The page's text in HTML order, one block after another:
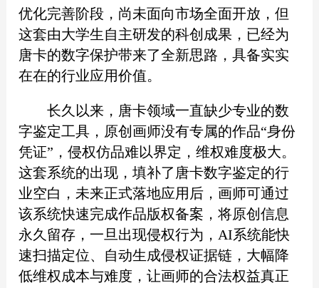
优化完善阶段，尚未面向市场全面开放，但
这套由大学生自主研发的科创成果，已经为
唐卡的数字保护带来了全新思路，具备实实
在在的行业应用价值。
长久以来，唐卡领域一直缺少专业的数
字鉴定工具，原创画师没有专属的作品“身份
凭证”，侵权仿品难以界定，维权难度极大。
这套系统的出现，填补了唐卡数字鉴定的行
业空白，未来正式落地应用后，画师可通过
该系统快速完成作品版权备案，将原创信息
永久留存，一旦出现侵权行为，AI系统能快
速扫描定位、自动生成侵权证据链，大幅降
低维权成本与难度，让画师的合法权益真正